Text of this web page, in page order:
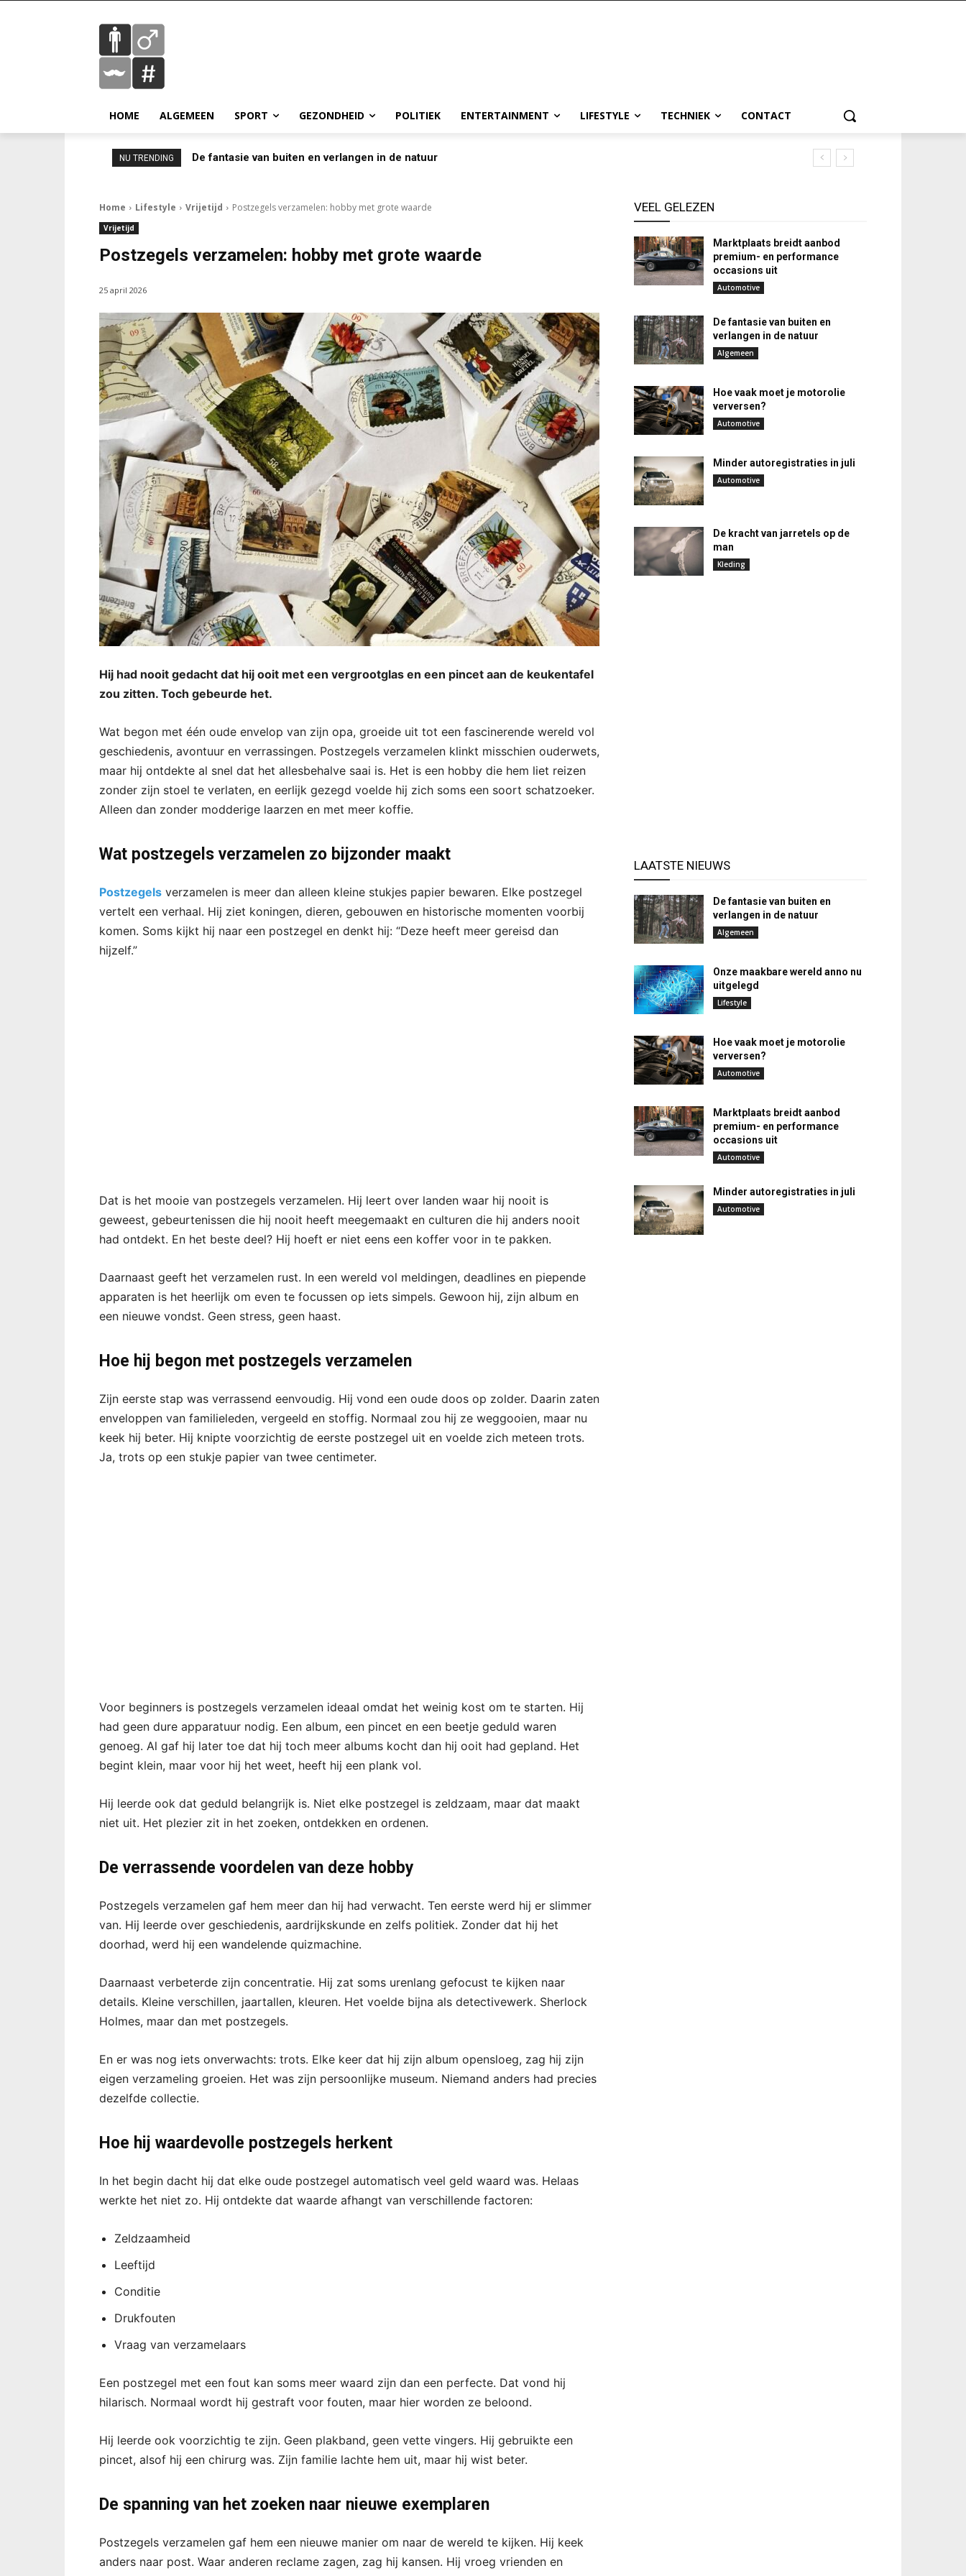
HOME ALGEMEEN SPORT GEZONDHEID POLITIEK ENTERTAINMENT LIFESTYLE TECHNIEK CONTACT
NU TRENDING De fantasie van buiten en verlangen in de natuur
Home Lifestyle Vrijetijd Postzegels verzamelen: hobby met grote waarde
Vrijetijd
Postzegels verzamelen: hobby met grote waarde
25 april 2026
Hij had nooit gedacht dat hij ooit met een vergrootglas en een pincet aan de keukentafel
zou zitten. Toch gebeurde het.
Wat begon met één oude envelop van zijn opa, groeide uit tot een fascinerende wereld vol
geschiedenis, avontuur en verrassingen. Postzegels verzamelen klinkt misschien ouderwets,
maar hij ontdekte al snel dat het allesbehalve saai is. Het is een hobby die hem liet reizen
zonder zijn stoel te verlaten, en eerlijk gezegd voelde hij zich soms een soort schatzoeker.
Alleen dan zonder modderige laarzen en met meer koffie.
Wat postzegels verzamelen zo bijzonder maakt
Postzegels verzamelen is meer dan alleen kleine stukjes papier bewaren. Elke postzegel
vertelt een verhaal. Hij ziet koningen, dieren, gebouwen en historische momenten voorbij
komen. Soms kijkt hij naar een postzegel en denkt hij: “Deze heeft meer gereisd dan
hijzelf.”
Dat is het mooie van postzegels verzamelen. Hij leert over landen waar hij nooit is
geweest, gebeurtenissen die hij nooit heeft meegemaakt en culturen die hij anders nooit
had ontdekt. En het beste deel? Hij hoeft er niet eens een koffer voor in te pakken.
Daarnaast geeft het verzamelen rust. In een wereld vol meldingen, deadlines en piepende
apparaten is het heerlijk om even te focussen op iets simpels. Gewoon hij, zijn album en
een nieuwe vondst. Geen stress, geen haast.
Hoe hij begon met postzegels verzamelen
Zijn eerste stap was verrassend eenvoudig. Hij vond een oude doos op zolder. Daarin zaten
enveloppen van familieleden, vergeeld en stoffig. Normaal zou hij ze weggooien, maar nu
keek hij beter. Hij knipte voorzichtig de eerste postzegel uit en voelde zich meteen trots.
Ja, trots op een stukje papier van twee centimeter.
Voor beginners is postzegels verzamelen ideaal omdat het weinig kost om te starten. Hij
had geen dure apparatuur nodig. Een album, een pincet en een beetje geduld waren
genoeg. Al gaf hij later toe dat hij toch meer albums kocht dan hij ooit had gepland. Het
begint klein, maar voor hij het weet, heeft hij een plank vol.
Hij leerde ook dat geduld belangrijk is. Niet elke postzegel is zeldzaam, maar dat maakt
niet uit. Het plezier zit in het zoeken, ontdekken en ordenen.
De verrassende voordelen van deze hobby
Postzegels verzamelen gaf hem meer dan hij had verwacht. Ten eerste werd hij er slimmer
van. Hij leerde over geschiedenis, aardrijkskunde en zelfs politiek. Zonder dat hij het
doorhad, werd hij een wandelende quizmachine.
Daarnaast verbeterde zijn concentratie. Hij zat soms urenlang gefocust te kijken naar
details. Kleine verschillen, jaartallen, kleuren. Het voelde bijna als detectivewerk. Sherlock
Holmes, maar dan met postzegels.
En er was nog iets onverwachts: trots. Elke keer dat hij zijn album opensloeg, zag hij zijn
eigen verzameling groeien. Het was zijn persoonlijke museum. Niemand anders had precies
dezelfde collectie.
Hoe hij waardevolle postzegels herkent
In het begin dacht hij dat elke oude postzegel automatisch veel geld waard was. Helaas
werkte het niet zo. Hij ontdekte dat waarde afhangt van verschillende factoren:
Zeldzaamheid
Leeftijd
Conditie
Drukfouten
Vraag van verzamelaars
Een postzegel met een fout kan soms meer waard zijn dan een perfecte. Dat vond hij
hilarisch. Normaal wordt hij gestraft voor fouten, maar hier worden ze beloond.
Hij leerde ook voorzichtig te zijn. Geen plakband, geen vette vingers. Hij gebruikte een
pincet, alsof hij een chirurg was. Zijn familie lachte hem uit, maar hij wist beter.
De spanning van het zoeken naar nieuwe exemplaren
Postzegels verzamelen gaf hem een nieuwe manier om naar de wereld te kijken. Hij keek
anders naar post. Waar anderen reclame zagen, zag hij kansen. Hij vroeg vrienden en
VEEL GELEZEN
Marktplaats breidt aanbod
premium- en performance
occasions uit
Automotive
De fantasie van buiten en
verlangen in de natuur
Algemeen
Hoe vaak moet je motorolie
verversen?
Automotive
Minder autoregistraties in juli
Automotive
De kracht van jarretels op de
man
Kleding
LAATSTE NIEUWS
De fantasie van buiten en
verlangen in de natuur
Algemeen
Onze maakbare wereld anno nu
uitgelegd
Lifestyle
Hoe vaak moet je motorolie
verversen?
Automotive
Marktplaats breidt aanbod
premium- en performance
occasions uit
Automotive
Minder autoregistraties in juli
Automotive